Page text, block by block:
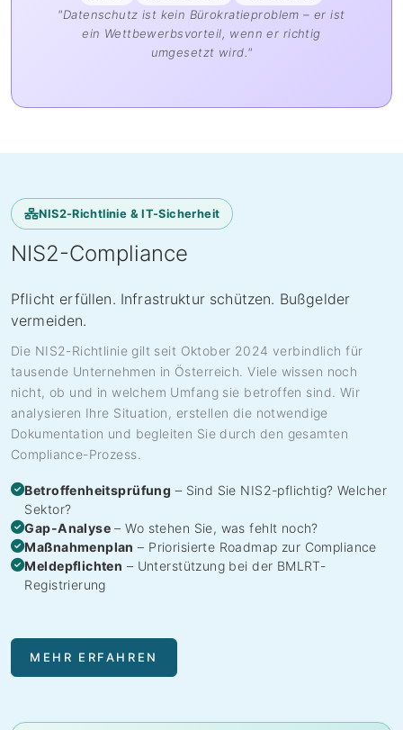
"Datenschutz ist kein Bürokratieproblem – er ist
ein Wettbewerbsvorteil, wenn er richtig
umgesetzt wird."
NIS2-Richtlinie & IT-Sicherheit
NIS2-Compliance
Pflicht erfüllen. Infrastruktur schützen. Bußgelder
vermeiden.
Die NIS2-Richtlinie gilt seit Oktober 2024 verbindlich für
tausende Unternehmen in Österreich. Viele wissen noch
nicht, ob und in welchem Umfang sie betroffen sind. Wir
analysieren Ihre Situation, erstellen die notwendige
Dokumentation und begleiten Sie durch den gesamten
Compliance-Prozess.
Betroffenheitsprüfung – Sind Sie NIS2-pflichtig? Welcher
Sektor?
Gap-Analyse – Wo stehen Sie, was fehlt noch?
Maßnahmenplan – Priorisierte Roadmap zur Compliance
Meldepflichten – Unterstützung bei der BMLRT-
Registrierung
MEHR ERFAHREN